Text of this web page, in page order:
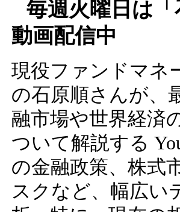
▼ 中原圭介と岡村
場と定性分析（オ
毎週火曜日は
動画配信中
現役ファンドマネ
の石原順さんが、
融市場や世界経済